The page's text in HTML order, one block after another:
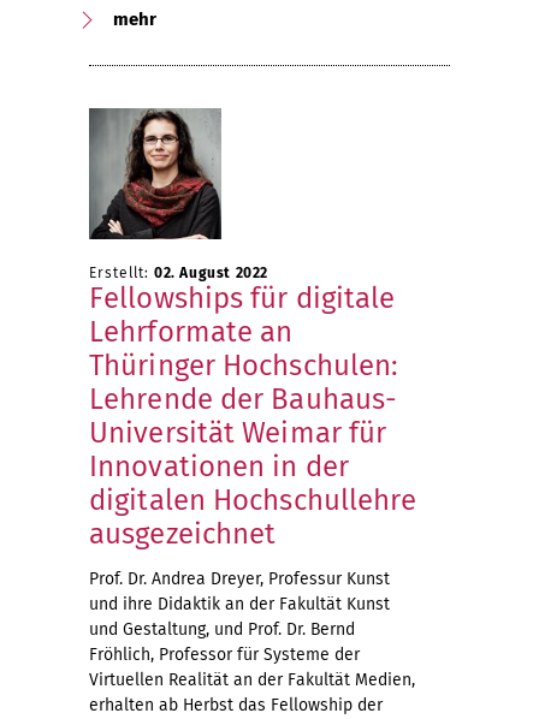
mehr
Erstellt: 02. August 2022
Fellowships für digitale
Lehrformate an
Thüringer Hochschulen:
Lehrende der Bauhaus-
Universität Weimar für
Innovationen in der
digitalen Hochschullehre
ausgezeichnet
Prof. Dr. Andrea Dreyer, Professur Kunst
und ihre Didaktik an der Fakultät Kunst
und Gestaltung, und Prof. Dr. Bernd
Fröhlich, Professor für Systeme der
Virtuellen Realität an der Fakultät Medien,
erhalten ab Herbst das Fellowship der